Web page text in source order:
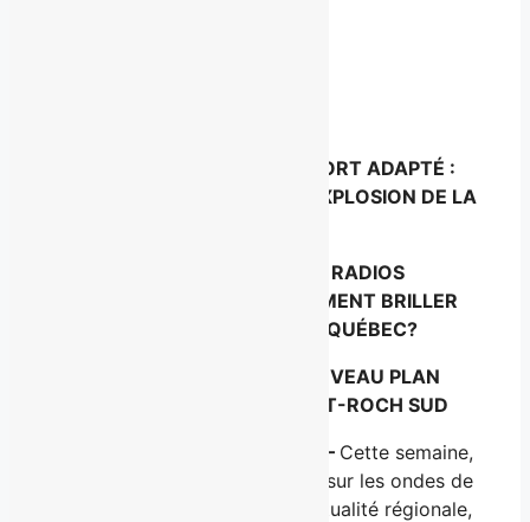
MARDI 11 AVRIL – TRANSPORT ADAPTÉ :
COMMENT FAIRE FACE À L’EXPLOSION DE LA
MERCREDI 12 AVRIL – RADIOS
COMMUNAUTAIRES: COMMENT BRILLER
PARMI LES RADIOS DE QUÉBEC?
JEUDI 13 AVRIL – UN NOUVEAU PLAN
D’URBANISME POUR SAINT-ROCH SUD
Québec, le mardi 11 avril 2017 – Cette semaine,
diffusée sur les ondes de
et qui traite d’actualité régionale,